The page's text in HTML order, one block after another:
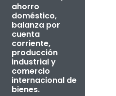
ahorro
doméstico,
balanza por
cuenta
corriente,
producción
industrial y
comercio
internacional de
bienes.